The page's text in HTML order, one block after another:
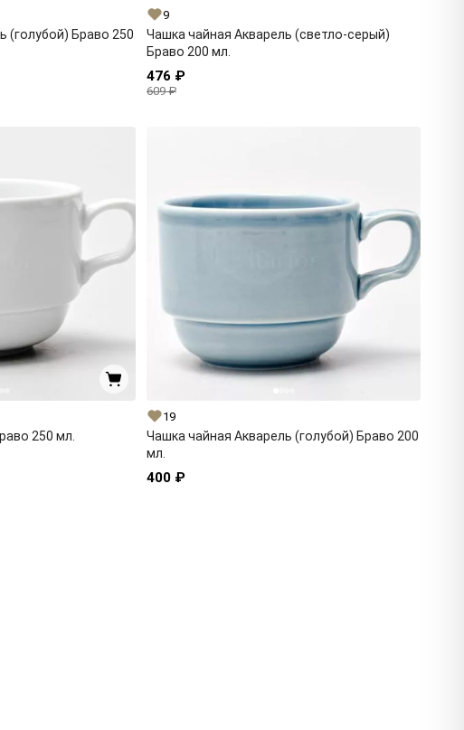
(голубой) Браво 250
9
Чашка чайная Акварель (светло-серый)
Браво 200 мл.
476 ₽
609 ₽
250 мл.
19
Чашка чайная Акварель (голубой) Браво 200
мл.
400 ₽